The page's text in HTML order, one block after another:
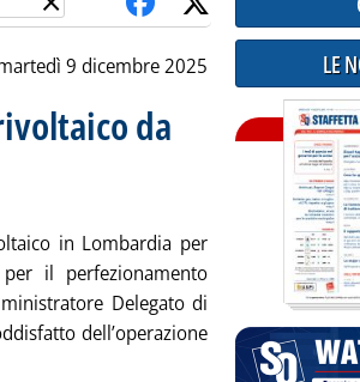
9 dicembre 2025
da
in Lombardia per
il perfezionamento
Delegato di
dell’operazione
LE